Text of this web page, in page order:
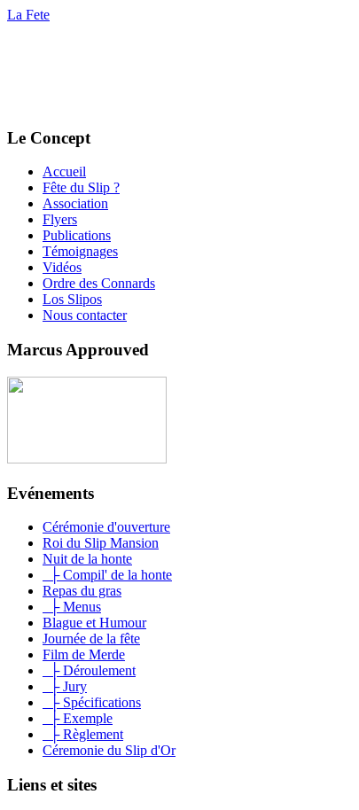
La Fete
Le Concept
Accueil
Fête du Slip ?
Association
Flyers
Publications
Témoignages
Vidéos
Ordre des Connards
Los Slipos
Nous contacter
Marcus Approuved
Evénements
Cérémonie d'ouverture
Roi du Slip Mansion
Nuit de la honte
├ Compil' de la honte
Repas du gras
├ Menus
Blague et Humour
Journée de la fête
Film de Merde
├ Déroulement
├ Jury
├ Spécifications
├ Exemple
├ Règlement
Céremonie du Slip d'Or
Liens et sites